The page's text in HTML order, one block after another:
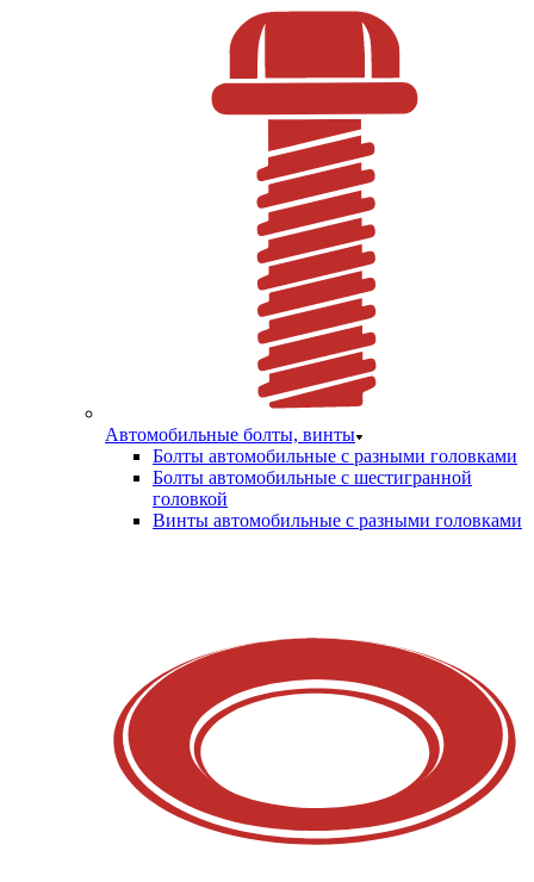
Автомобильные болты, винты
Болты автомобильные с разными головками
Болты автомобильные с шестигранной
головкой
Винты автомобильные с разными головками